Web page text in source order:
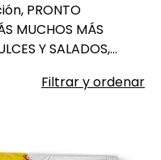
PRONTO
MUCHOS MÁS
Y SALADOS,
Filtrar y ordenar